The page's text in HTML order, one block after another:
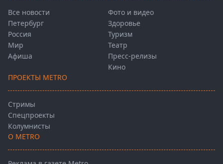
Все новости
Петербург
Россия
Мир
Афиша
Фото и видео
Здоровье
Туризм
Театр
Пресс-релизы
Кино
ПРОЕКТЫ METRO
Стримы
Спецпроекты
Колумнисты
О METRO